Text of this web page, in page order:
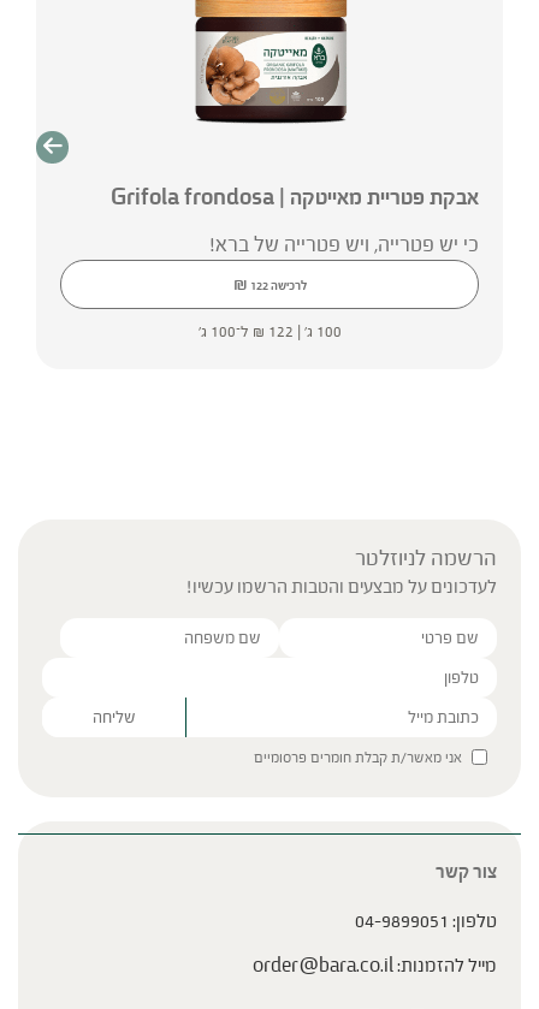
אבקת פטריית מאייטקה | Grifola frondosa
כי יש פטרייה, ויש פטרייה של ברא!
לרכישה ₪ 122
100 ג' | ₪ 122 ל־100 ג'
הרשמה לניוזלטר
לעדכונים על מבצעים והטבות הרשמו עכשיו!
Please leave this field empty.
אני מאשר/ת קבלת חומרים פרסומיים
צור קשר
טלפון: 04-9899051
מייל להזמנות:order@bara.co.il